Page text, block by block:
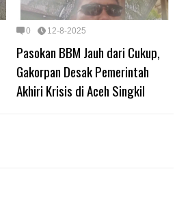
0 12-8-2025
Pasokan BBM Jauh dari Cukup,
Gakorpan Desak Pemerintah
Akhiri Krisis di Aceh Singkil